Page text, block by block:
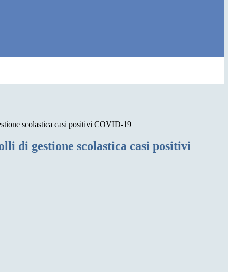
scolastica casi positivi COVID-19
di gestione scolastica casi positivi